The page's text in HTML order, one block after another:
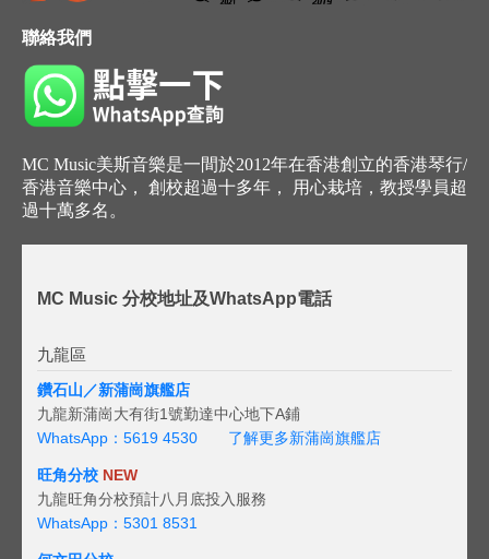
聯絡我們
MC Music美斯音樂是一間於2012年在香港創立的香港琴行/
香港音樂中心， 創校超過十多年， 用心栽培，教授學員超
過十萬多名。
MC Music 分校地址及WhatsApp電話
九龍區
鑽石山／新蒲崗旗艦店
九龍新蒲崗大有街1號勤達中心地下A鋪
WhatsApp：5619 4530
了解更多新蒲崗旗艦店
旺角分校 NEW
九龍旺角分校預計八月底投入服務
WhatsApp：5301 8531